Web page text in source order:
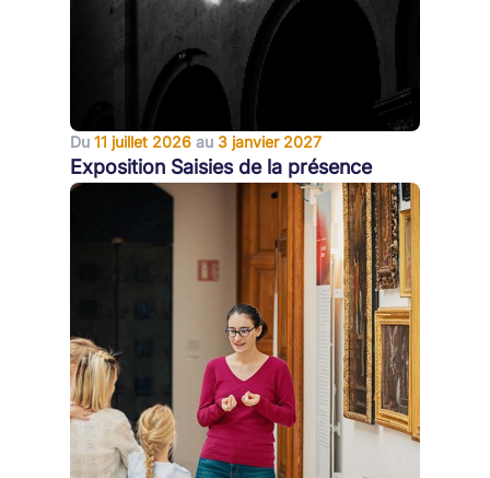
Du 11 juillet 2026 au 3 janvier 2027
Exposition Saisies de la présence